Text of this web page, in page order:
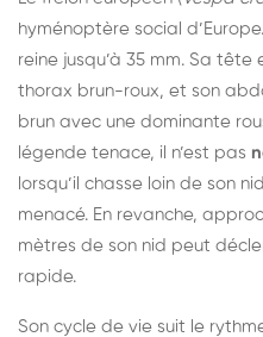
hyménoptère social
reine jusqu’à 35 mm. Sa
thorax brun-roux, et son
brun avec une dominante
légende tenace, il n’est pas
lorsqu’il chasse loin de son
menacé. En revanche,
mètres de son nid peut
rapide.
Son cycle de vie suit le